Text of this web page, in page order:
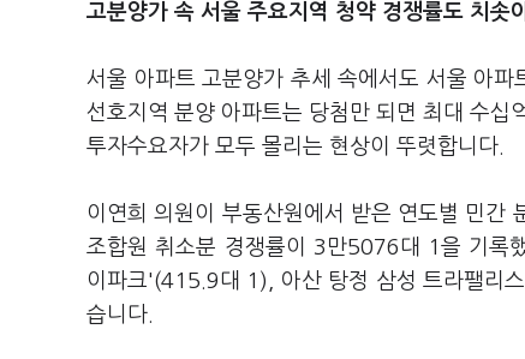
고분양가 속 서울 주요지역 청약 경쟁률도 치솟
서울 아파트 고분양가 추세 속에서도 서울 아
선호지역 분양 아파트는 당첨만 되면 최대 수십
투자수요자가 모두 몰리는 현상이 뚜렷합니다.
이연희 의원이 부동산원에서 받은 연도별 민
조합원 취소분 경쟁률이 3만5076대 1을 기록
이파크'(415.9대 1), 아산 탕정 삼성 트라팰리
습니다.